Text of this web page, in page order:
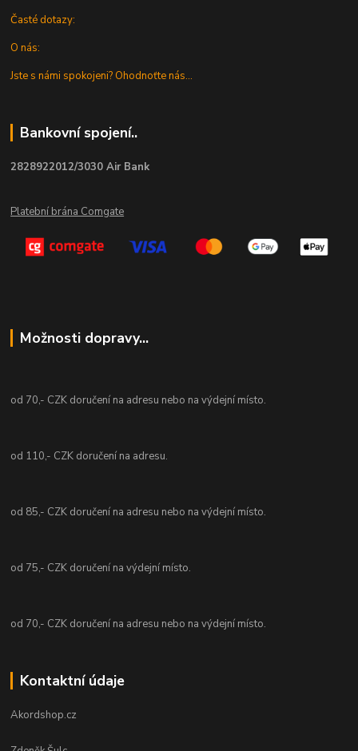
Časté dotazy:
O nás:
Jste s námi spokojeni? Ohodnoťte nás...
Bankovní spojení..
2828922012/3030 Air Bank
Platební brána Comgate
Možnosti dopravy...
od 70,- CZK doručení na adresu nebo na výdejní místo.
od 110,- CZK doručení na adresu.
od 85,- CZK doručení na adresu nebo na výdejní místo.
od 75,- CZK doručení na výdejní místo.
od 70,- CZK doručení na adresu nebo na výdejní místo.
Kontaktní údaje
Akordshop.cz